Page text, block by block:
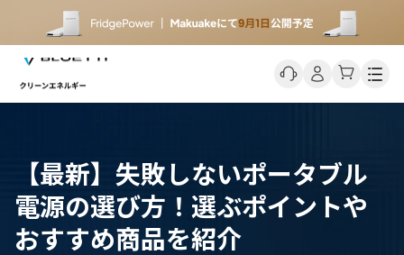
【最新】失敗しないポータブル
電源の選び方！選ぶポイントや
おすすめ商品を紹介